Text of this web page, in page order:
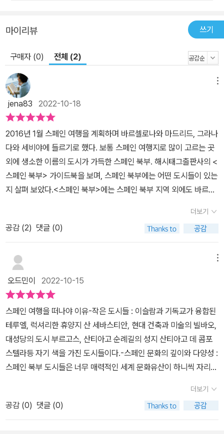
마이리뷰 쓰기
구매자 (0) 전체 (2)
jena83 2022-10-18
2016년 1월 스페인 여행을 계획하며 바르셀로나와 마드리드, 그라나
다와 세비야에 들르기로 했다. 보통 스페인 여행지로 많이 고르는 곳
외에 생소한 이름의 도시가 가득한 스페인 북부. 해시태그출판사의 <
스페인 북부> 가이드북을 보며, 스페인 북부에는 어떤 도시들이 있는
지 살펴 보았다.<스페인 북부>에는 스페인 북부 지역 외에도 바르셀
을 여행하는 사람들은 남부의 안달루시아 지방 위주로 여행하지만,
다시 스페인을 찾는 여행자들은 북부와 소도시 위주로 여행을 하게
된다. 코로나 이후로 사람과의 접촉을 줄이다 보니 자동차 여행이나
한 달 살기 같은 장기 여행이 늘고 있다. 책에서는 스페인 자동차 여행
함께 정열적인 느낌이지만, 스페인 북부는 다른 느낌이라고 한다. 로
마 카톨릭을 이슬람 세력에 빼앗기지 않기 위해 싸운 역사가 녹아 있
기 때문이다. 또한 산티아고 순례길로 인해 스페인 북부의 관광 산업
이 발달했다. 산티아고 순례길 중 가장 유명한 프랑스길은 스페인 북
부의 약 800km를 걷는다.간단한 스페인 역사부터 다양한 스페인 음
식, 축제, 유네스코 세계 유산 그리고 숙소나 여행 물가 등 여행 계획
짜는 데 도움이 될 만한 정보가 나온다. 특히, 바르셀로나와 마드리드
에서 출발하는 스페인 북부 여행 코스를 6일에서 2주까지의 일정으
로 소개한다.책에서 바르셀로나 정보가 많은 부분 차지한다. 바르셀
더보기
공감 (2) 댓글 (0)
오드민이 2022-10-15
스페인 여행을 떠나야 이유-작은 도시들 : 이슬람과 기독교가 융합된
테루엘, 럭셔리한 휴양지 산 세바스티안, 현대 건축과 미술의 빌바오,
대성당의 도시 부르고스, 산티아고 순례길의 성지 산티아고 데 콤포
스텔라등 자기 색을 가진 도시들이다.-스페인 문화의 깊이와 다양성 :
스페인 북부 도시들은 너무 매력적인 세계 문화유산이 하니씩 자리하
부에서 시작된 이슬람의 지배에서 벗어나려는 시작점이 북부였다.-
산티아고 순례길 : 기독교의 3대 성지인 순례길은 1000년이 넘은 역
사를 가지고 있다.-스페인 와인의 성지 : 포도가 본격적으로 생산되기
더보기
공감 (0) 댓글 (0)